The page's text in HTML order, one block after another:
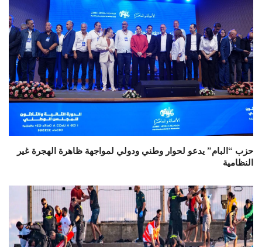
حزب “البام” يدعو لحوار وطني ودولي لمواجهة ظاهرة الهجرة غير
النظامية